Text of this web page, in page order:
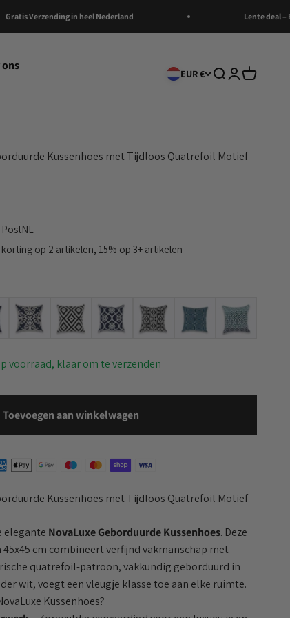
Verzending in heel Nederland Lente deal –
EUR € Zoeken openen
Kussenhoes met Tijdloos Quatrefoil Motief
op 2 artikelen, 15% op 3+ artikelen
F Zwart H Zwart
voorraad, klaar om te verzenden
Toevoegen aan winkelwagen
Kussenhoes met Tijdloos Quatrefoil Motief
elegante NovaLuxe Geborduurde Kussenhoes. Deze
45x45 cm combineert verfijnd vakmanschap met
quatrefoil-patroon, vakkundig geborduurd in
wit, voegt een vleugje klasse toe aan elke ruimte.
Kussenhoes?